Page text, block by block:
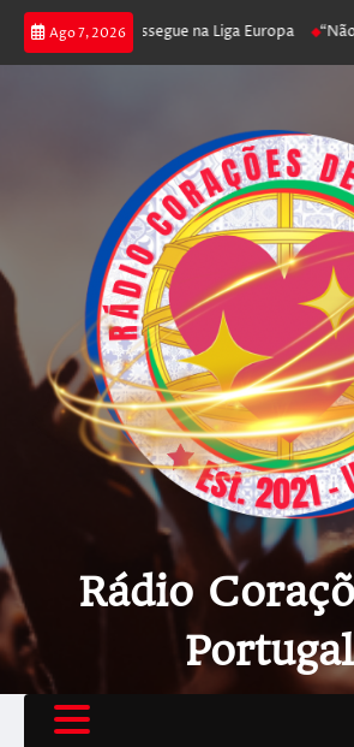
Ago 7, 2026
poker e prossegue na Liga Europa “Não ia
Rádio
Portugal